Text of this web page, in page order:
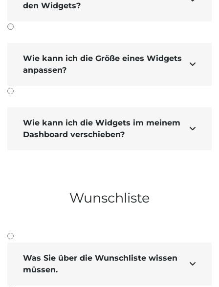
nur die Hardware (oder gemeinsam mit
Produkten der gleichen Steuer­gruppe)
den Widgets?
Wie kann ich die Größe eines Widgets
anpassen?

Wie kann ich die Widgets im meinem
Dashboard verschieben?

Wunschliste
Was Sie über die Wunschliste wissen
müssen.
